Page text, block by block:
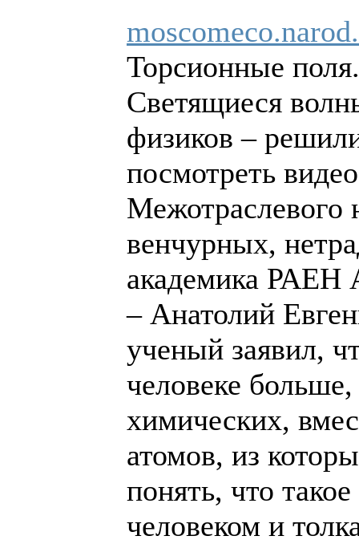
Торсионные
Светящиеся
физиков –
посмотреть
Межотраслевого
венчурных,
академика РАЕН
– Анатолий
ученый заявил,
человеке
химических,
атомов, из
понять, что
человеком и